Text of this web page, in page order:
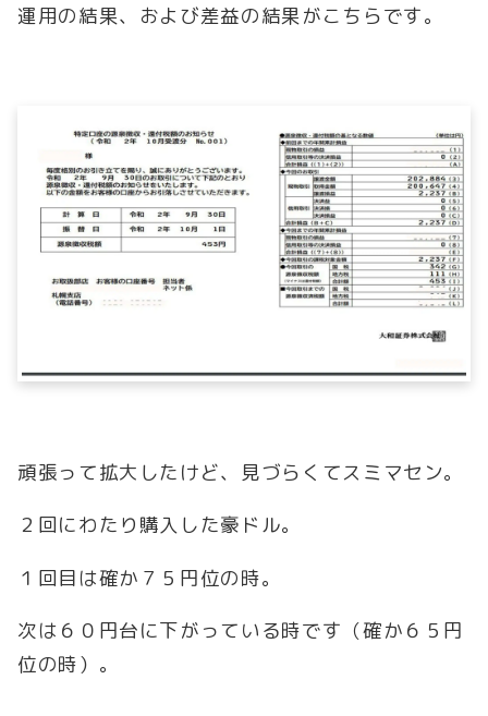
運用の結果、および差益の結果がこちらです。
頑張って拡大したけど、見づらくてスミマセン。
２回にわたり購入した豪ドル。
１回目は確か７５円位の時。
次は６０円台に下がっている時です（確か６５円
位の時）。